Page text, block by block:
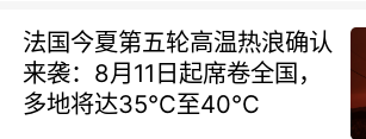
法国今夏第五轮高温热浪确认
来袭：8月11日起席卷全国，
多地将达35℃至40℃